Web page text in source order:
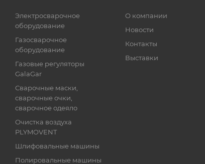
Электросварочное
оборудование
Газосварочное
оборудование
Газовые регуляторы
GalaGar
Сварочные маски,
сварочные очки,
сварочное одеяло
Очистка воздуха
PLYMOVENT
Шлифовальные машины
Полировальные машины
О компании
Новости
Контакты
Выставки